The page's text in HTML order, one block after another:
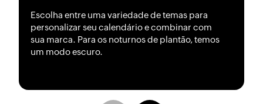
Escolha entre uma variedade de temas para
personalizar seu calendário e combinar com
sua marca. Para os noturnos de plantão, temos
um modo escuro.